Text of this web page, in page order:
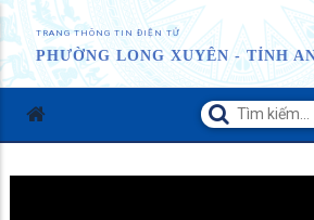
TRANG THÔNG TIN ĐIỆN TỬ
PHƯỜNG LONG XUYÊN - TỈNH